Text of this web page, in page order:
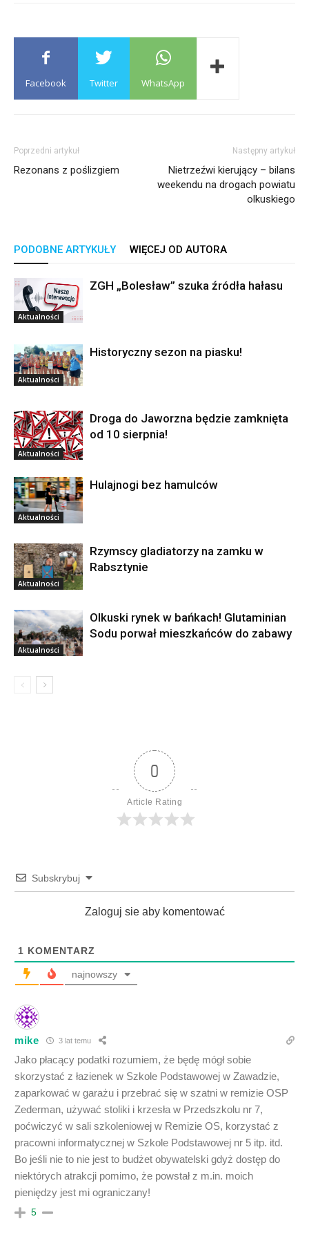
Facebook Twitter WhatsApp
Poprzedni artykuł
Rezonans z poślizgiem
Następny artykuł
Nietrzeźwi kierujący – bilans
weekendu na drogach powiatu
olkuskiego
PODOBNE ARTYKUŁY WIĘCEJ OD AUTORA
Aktualności
ZGH „Bolesław” szuka źródła hałasu
Aktualności
Historyczny sezon na piasku!
Aktualności
Droga do Jaworzna będzie zamknięta
od 10 sierpnia!
Aktualności
Hulajnogi bez hamulców
Aktualności
Rzymscy gladiatorzy na zamku w
Rabsztynie
Aktualności
Olkuski rynek w bańkach! Glutaminian
Sodu porwał mieszkańców do zabawy
0
Article Rating
Subskrybuj
Zaloguj sie aby komentować
1 KOMENTARZ
najnowszy
mike 3 lat temu
Jako płacący podatki rozumiem, że będę mógł sobie
skorzystać z łazienek w Szkole Podstawowej w Zawadzie,
zaparkować w garażu i przebrać się w szatni w remizie OSP
Zederman, używać stoliki i krzesła w Przedszkolu nr 7,
poćwiczyć w sali szkoleniowej w Remizie OS, korzystać z
pracowni informatycznej w Szkole Podstawowej nr 5 itp. itd.
Bo jeśli nie to nie jest to budżet obywatelski gdyż dostęp do
niektórych atrakcji pomimo, że powstał z m.in. moich
pieniędzy jest mi ograniczany!
5